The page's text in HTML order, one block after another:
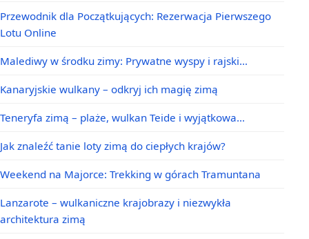
Przewodnik dla Początkujących: Rezerwacja Pierwszego
Lotu Online
Malediwy w środku zimy: Prywatne wyspy i rajski…
Kanaryjskie wulkany – odkryj ich magię zimą
Teneryfa zimą – plaże, wulkan Teide i wyjątkowa…
Jak znaleźć tanie loty zimą do ciepłych krajów?
Weekend na Majorce: Trekking w górach Tramuntana
Lanzarote – wulkaniczne krajobrazy i niezwykła
architektura zimą